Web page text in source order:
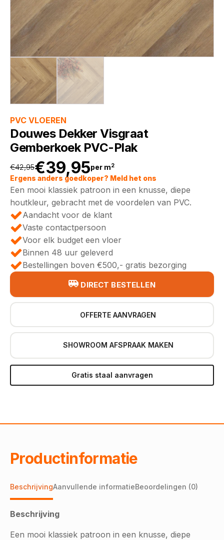
PVC VLOEREN
Douwes Dekker Visgraat
Gemberkoek PVC-Plak
€42,95
Oorspronkelijke
prijs
was:
€42,95.
€39,95
Huidige
prijs
is:
€39,95.
per m2
Ergens anders goedkoper? Meld het ons
Een mooi klassiek patroon in een knusse, diepe
houtkleur, gebracht met de voordelen van PVC.
Aandacht voor de klant
Vaste contactpersoon
Voor elk budget een vloer
Binnen 48 uur geleverd
Bestellingen boven €500,- gratis bezorging
DIRECT BESTELLEN
OFFERTE AANVRAGEN
SHOWROOM AFSPRAAK MAKEN
Gratis staal aanvragen
Productinformatie
BeschrijvingAanvullende informatieBeoordelingen (0)
Beschrijving
Een mooi klassiek patroon in een knusse, diepe